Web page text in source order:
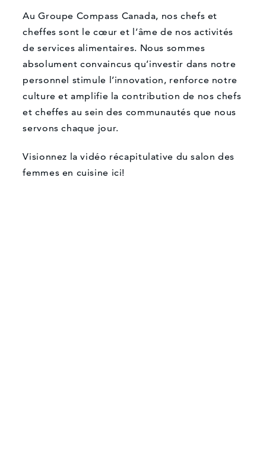
Au Groupe Compass Canada, nos chefs et
cheffes sont le cœur et l’âme de nos activités
de services alimentaires. Nous sommes
absolument convaincus qu’investir dans notre
personnel stimule l’innovation, renforce notre
culture et amplifie la contribution de nos chefs
et cheffes au sein des communautés que nous
servons chaque jour.
Visionnez la vidéo récapitulative du salon des
femmes en cuisine ici!